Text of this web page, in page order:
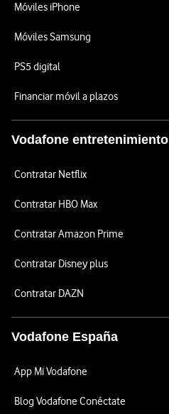
Móviles iPhone
Móviles Samsung
PS5 digital
Financiar móvil a plazos
Vodafone entretenimiento
Contratar Netflix
Contratar HBO Max
Contratar Amazon Prime
Contratar Disney plus
Contratar DAZN
Vodafone España
App Mi Vodafone
Blog Vodafone Conéctate